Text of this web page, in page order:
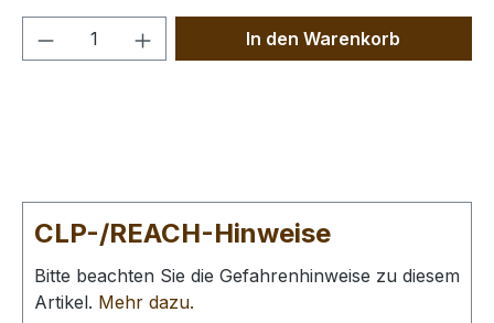
Produkt Anzahl: Gib denIn den Warenkorb
CLP-/REACH-Hinweise
Bitte beachten Sie die Gefahrenhinweise zu diesem
Artikel. Mehr dazu.